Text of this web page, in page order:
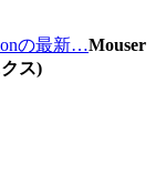
の最新…Mouser
ス)